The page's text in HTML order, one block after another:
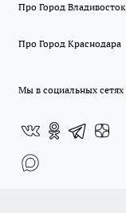
Про Город Владивосток
Про Город Краснодара
Мы в социальных сетях